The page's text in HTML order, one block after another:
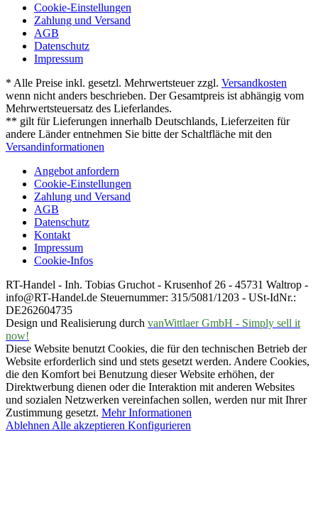
Cookie-Einstellungen
Zahlung und Versand
AGB
Datenschutz
Impressum
* Alle Preise inkl. gesetzl. Mehrwertsteuer zzgl. Versandkosten
wenn nicht anders beschrieben. Der Gesamtpreis ist abhängig vom
Mehrwertsteuersatz des Lieferlandes.
** gilt für Lieferungen innerhalb Deutschlands, Lieferzeiten für
andere Länder entnehmen Sie bitte der Schaltfläche mit den
Versandinformationen
Angebot anfordern
Cookie-Einstellungen
Zahlung und Versand
AGB
Datenschutz
Kontakt
Impressum
Cookie-Infos
RT-Handel - Inh. Tobias Gruchot - Krusenhof 26 - 45731 Waltrop -
info@RT-Handel.de Steuernummer: 315/5081/1203 - USt-IdNr.:
DE262604735
Design und Realisierung durch vanWittlaer GmbH - Simply sell it
now!
Diese Website benutzt Cookies, die für den technischen Betrieb der
Website erforderlich sind und stets gesetzt werden. Andere Cookies,
die den Komfort bei Benutzung dieser Website erhöhen, der
Direktwerbung dienen oder die Interaktion mit anderen Websites
und sozialen Netzwerken vereinfachen sollen, werden nur mit Ihrer
Zustimmung gesetzt. Mehr Informationen
Ablehnen Alle akzeptieren Konfigurieren